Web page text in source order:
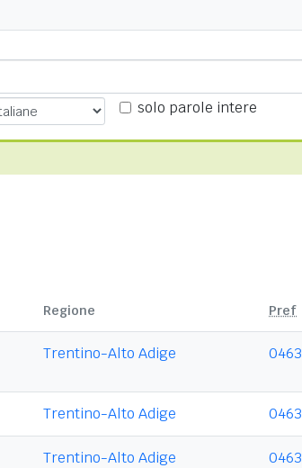
solo parole intere
Regione Pref
Trentino-Alto Adige 0463
Trentino-Alto Adige 0463
Trentino-Alto Adige 0463